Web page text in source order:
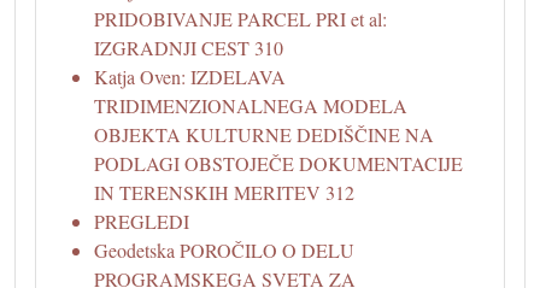
PRIDOBIVANJE PARCEL PRI et al:
IZGRADNJI CEST 310
Katja Oven: IZDELAVA
TRIDIMENZIONALNEGA MODELA
OBJEKTA KULTURNE DEDIŠČINE NA
PODLAGI OBSTOJEČE DOKUMENTACIJE
IN TERENSKIH MERITEV 312
PREGLEDI
Geodetska POROČILO O DELU
PROGRAMSKEGA SVETA ZA